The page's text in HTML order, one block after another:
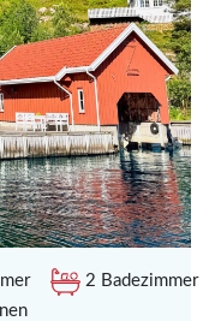
2 Badezimmer